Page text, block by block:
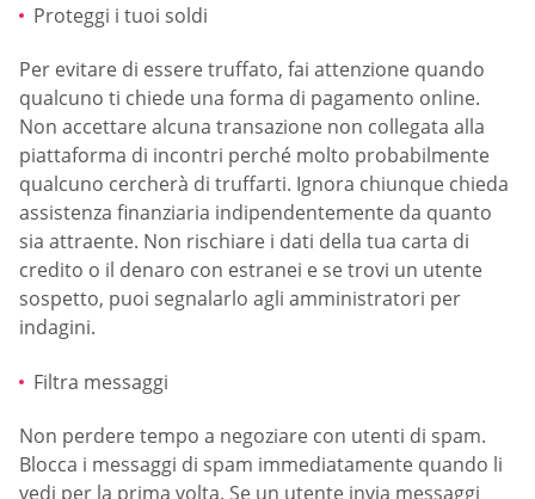
Proteggi i tuoi soldi
Per evitare di essere truffato, fai attenzione quando
qualcuno ti chiede una forma di pagamento online.
Non accettare alcuna transazione non collegata alla
piattaforma di incontri perché molto probabilmente
qualcuno cercherà di truffarti. Ignora chiunque chieda
assistenza finanziaria indipendentemente da quanto
sia attraente. Non rischiare i dati della tua carta di
credito o il denaro con estranei e se trovi un utente
sospetto, puoi segnalarlo agli amministratori per
indagini.
Filtra messaggi
Non perdere tempo a negoziare con utenti di spam.
Blocca i messaggi di spam immediatamente quando li
vedi per la prima volta. Se un utente invia messaggi